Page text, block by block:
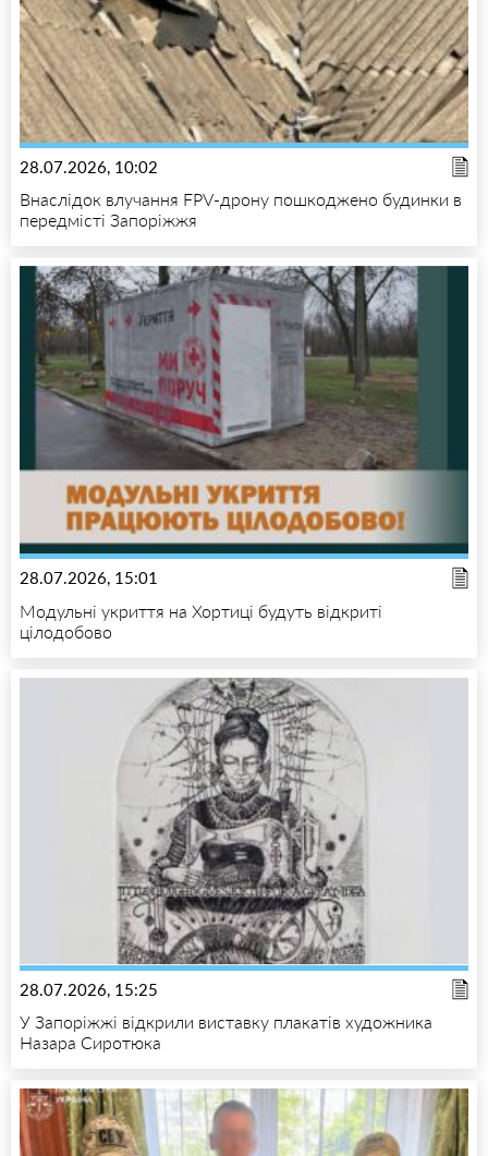
28.07.2026, 10:02
Внаслідок влучання FPV-дрону пошкоджено будинки в
передмісті Запоріжжя
28.07.2026, 15:01
Модульні укриття на Хортиці будуть відкриті
цілодобово
28.07.2026, 15:25
У Запоріжжі відкрили виставку плакатів художника
Назара Сиротюка